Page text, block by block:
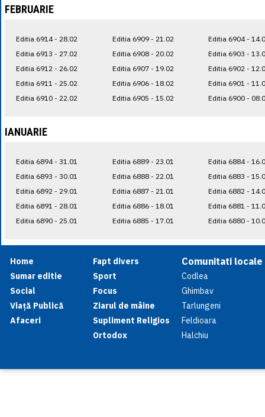
FEBRUARIE
Editia 6914 - 28.02
Editia 6913 - 27.02
Editia 6912 - 26.02
Editia 6911 - 25.02
Editia 6910 - 22.02
Editia 6909 - 21.02
Editia 6908 - 20.02
Editia 6907 - 19.02
Editia 6906 - 18.02
Editia 6905 - 15.02
Editia 6904 -
Editia 6903 -
Editia 6902 -
Editia 6901 -
Editia 6900 -
IANUARIE
Editia 6894 - 31.01
Editia 6893 - 30.01
Editia 6892 - 29.01
Editia 6891 - 28.01
Editia 6890 - 25.01
Editia 6889 - 23.01
Editia 6888 - 22.01
Editia 6887 - 21.01
Editia 6886 - 18.01
Editia 6885 - 17.01
Editia 6884 -
Editia 6883 -
Editia 6882 -
Editia 6881 -
Editia 6880 -
Home
Sumar editie
Social
Viață Publică
Afaceri
Fapt divers
Sport
Focus
Ziarul de mâine
Supliment Religios
Ortodox
Comunitati locale
Codlea
Ghimbav
Tarlungeni
Feldioara
Halchiu